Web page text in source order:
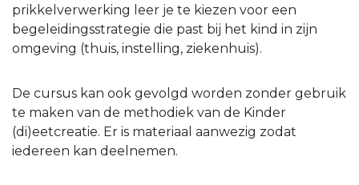
prikkelverwerking leer je te kiezen voor een
begeleidingsstrategie die past bij het kind in zijn
omgeving (thuis, instelling, ziekenhuis).
De cursus kan ook gevolgd worden zonder gebruik
te maken van de methodiek van de Kinder
(di)eetcreatie. Er is materiaal aanwezig zodat
iedereen kan deelnemen.